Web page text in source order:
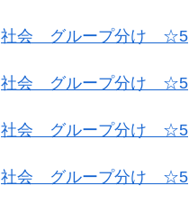
社会 グループ分け ☆5
社会 グループ分け ☆5
社会 グループ分け ☆5
社会 グループ分け ☆5